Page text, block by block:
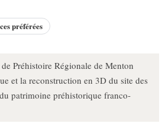
préférées
Préhistoire Régionale de Menton
et la reconstruction en 3D du site des
patrimoine préhistorique franco-